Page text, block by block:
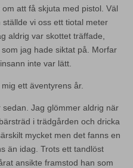
att få skjuta med pistol. Väl
vi oss ett tiotal meter
aldrig var skottet träffade,
jag hade siktat på. Morfar
inte var lätt.
ett äventyrens år.
Jag glömmer aldrig när
i trädgården och dricka
mycket men det fanns en
än idag. Trots ett tandlöst
ansikte framstod han som